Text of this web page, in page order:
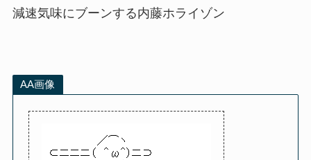
減速気味にブーンする内藤ホライゾン
AA画像